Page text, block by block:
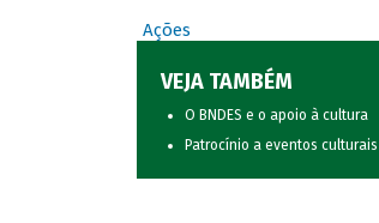
Ações
VEJA TAMBÉM
O BNDES e o apoio à cultura
Patrocínio a eventos culturais